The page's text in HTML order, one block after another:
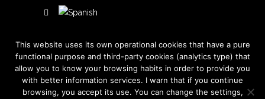
This website uses its own operational cookies that have a pure
functional purpose and third-party cookies (analytics type) that
allow you to know your browsing habits in order to provide you
with better information services. I warn that if you continue
browsing, you accept its use. You can change the settings,